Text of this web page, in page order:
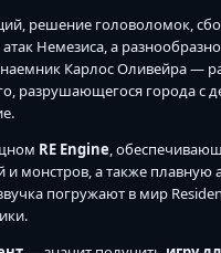
решение головоломок,
Немезиса, а
Карлос Оливейра —
разрушающегося города с
RE Engine,
монстров, а также
погружают в мир